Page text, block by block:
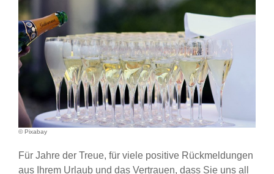
© Pixabay
Für Jahre der Treue, für viele positive Rückmeldungen
aus Ihrem Urlaub und das Vertrauen, dass Sie uns all